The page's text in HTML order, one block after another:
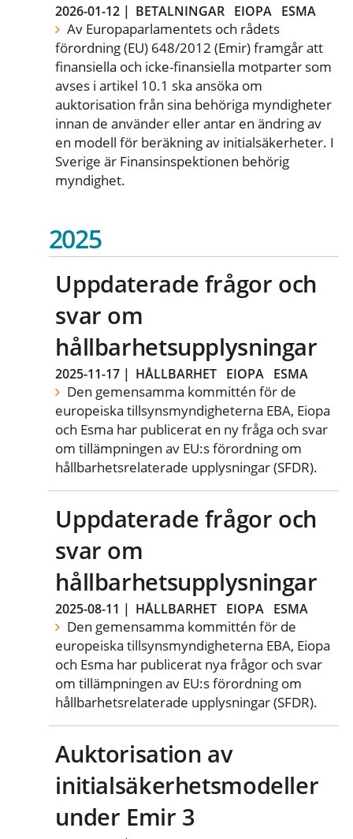
2026-01-12 | BETALNINGAR EIOPA ESMA
Av Europaparlamentets och rådets
förordning (EU) 648/2012 (Emir) framgår att
finansiella och icke-finansiella motparter som
avses i artikel 10.1 ska ansöka om
auktorisation från sina behöriga myndigheter
innan de använder eller antar en ändring av
en modell för beräkning av initialsäkerheter. I
Sverige är Finansinspektionen behörig
myndighet.
2025
Uppdaterade frågor och
svar om
hållbarhetsupplysningar
2025-11-17 | HÅLLBARHET EIOPA ESMA
Den gemensamma kommittén för de
europeiska tillsynsmyndigheterna EBA, Eiopa
och Esma har publicerat en ny fråga och svar
om tillämpningen av EU:s förordning om
hållbarhetsrelaterade upplysningar (SFDR).
Uppdaterade frågor och
svar om
hållbarhetsupplysningar
2025-08-11 | HÅLLBARHET EIOPA ESMA
Den gemensamma kommittén för de
europeiska tillsynsmyndigheterna EBA, Eiopa
och Esma har publicerat nya frågor och svar
om tillämpningen av EU:s förordning om
hållbarhetsrelaterade upplysningar (SFDR).
Auktorisation av
initialsäkerhetsmodeller
under Emir 3